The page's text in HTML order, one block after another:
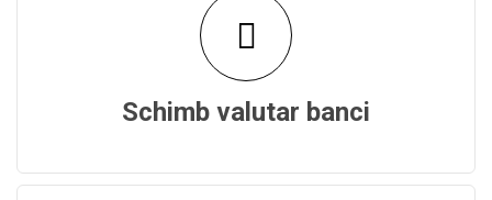
Schimb valutar banci